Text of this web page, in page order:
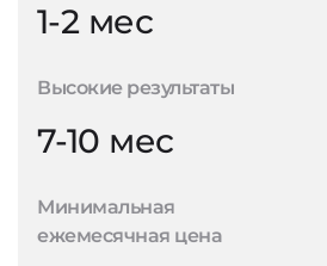
1-2 мес
Высокие результаты
7-10 мес
Минимальная
ежемесячная цена